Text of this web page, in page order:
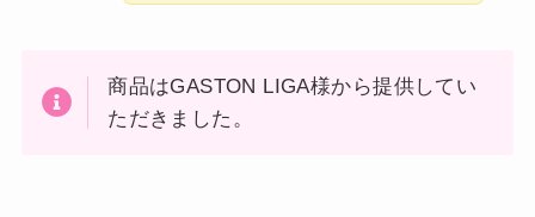
商品はGASTON LIGA様から提供してい
ただきました。